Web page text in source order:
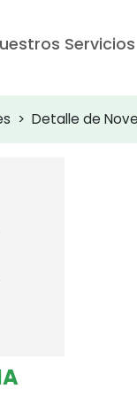
Servicios
Detalle de